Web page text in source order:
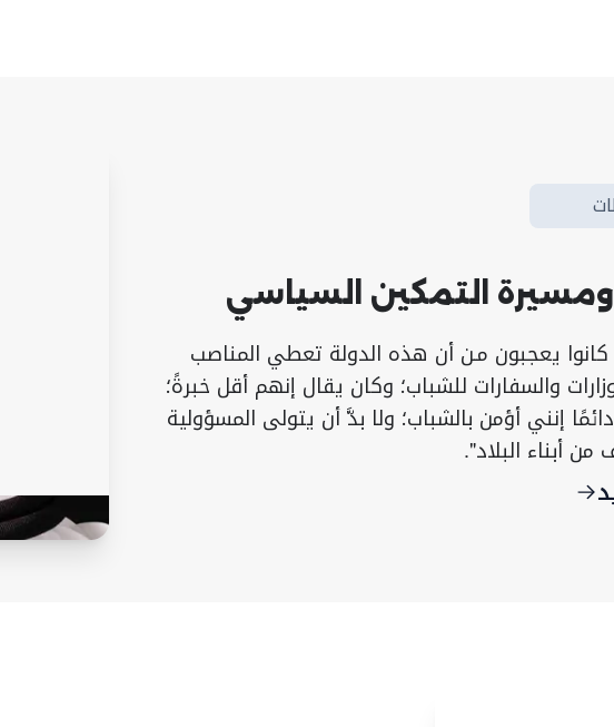
ومسيرة التمكين السياسي
كانوا يعجبون مـن أن هذه الدولة تعطي المناصب
والسفارات للشباب؛ وكان يقال إنهم أقل خبرةً؛
إنني أؤمن بالشباب؛ ولا بدَّ أن يتولى المسؤولية
أبناء البلاد".